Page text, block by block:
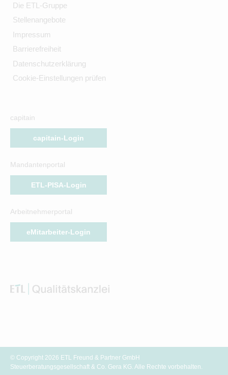
Die ETL-Gruppe
Stellenangebote
Impressum
Barrierefreiheit
Datenschutzerklärung
Cookie-Einstellungen prüfen
capitain
capitain-Login
Mandantenportal
ETL-PISA-Login
Arbeitnehmerportal
eMitarbeiter-Login
© Copyright 2026 ETL Freund & Partner GmbH
Steuerberatungsgesellschaft & Co. Gera KG. Alle Rechte vorbehalten.